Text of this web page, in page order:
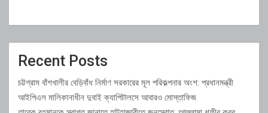
Recent Posts
চট্টগ্রাম বাঁশখালীর বেড়িবাঁধ নির্মাণ সরকারের মূল পরিকল্পনার অংশ: প্রধানমন্ত্রী
আইপিএল মালিকানাধীন দুবাই ক্যাপিটালসে আবারও মোস্তাফিজ